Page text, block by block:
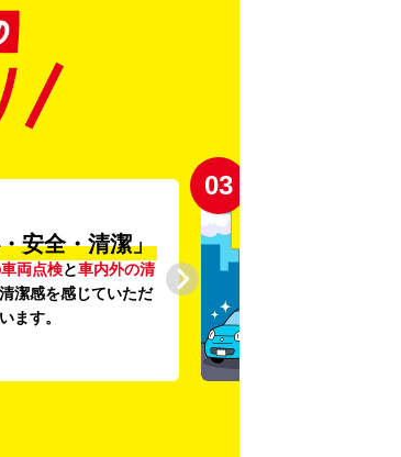
安全・清潔」
両点検と車内外の清
潔感を感じていただ
ます。
03